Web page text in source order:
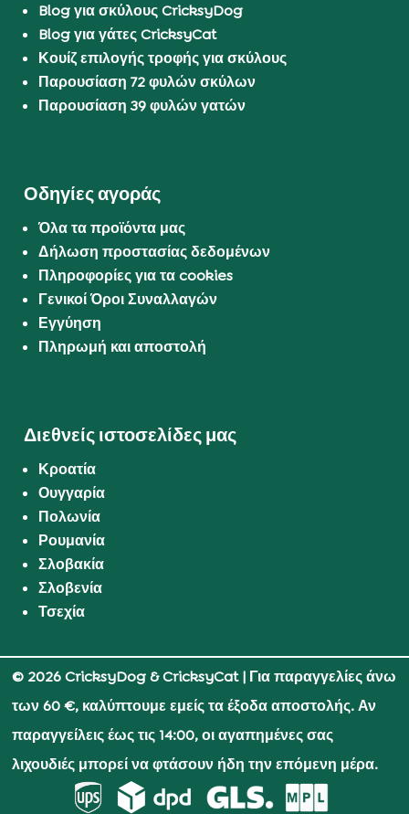
Blog για σκύλους CricksyDog
Blog για γάτες CricksyCat
Κουίζ επιλογής τροφής για σκύλους
Παρουσίαση 72 φυλών σκύλων
Παρουσίαση 39 φυλών γατών
Οδηγίες αγοράς
Όλα τα προϊόντα μας
Δήλωση προστασίας δεδομένων
Πληροφορίες για τα cookies
Γενικοί Όροι Συναλλαγών
Εγγύηση
Πληρωμή και αποστολή
Διεθνείς ιστοσελίδες μας
Κροατία
Ουγγαρία
Πολωνία
Ρουμανία
Σλοβακία
Σλοβενία
Τσεχία
© 2026 CricksyDog & CricksyCat| Για παραγγελίες άνω
των 60 €, καλύπτουμε εμείς τα έξοδα αποστολής. Αν
παραγγείλεις έως τις 14:00, οι αγαπημένες σας
λιχουδιές μπορεί να φτάσουν ήδη την επόμενη μέρα.